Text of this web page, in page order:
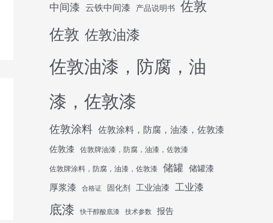
中间漆 云铁中间漆 产品说明书 佐敦
佐敦 佐敦油漆
佐敦油漆，防腐，油
漆，佐敦漆
佐敦涂料 佐敦涂料，防腐，油漆，佐敦漆
佐敦漆 佐敦牌油漆，防腐，油漆，佐敦漆
佐敦牌涂料，防腐，油漆，佐敦漆 储罐 储罐漆
厚浆漆 合格证 固化剂 工业油漆 工业漆
底漆 快干醇酸底漆 技术参数 报告